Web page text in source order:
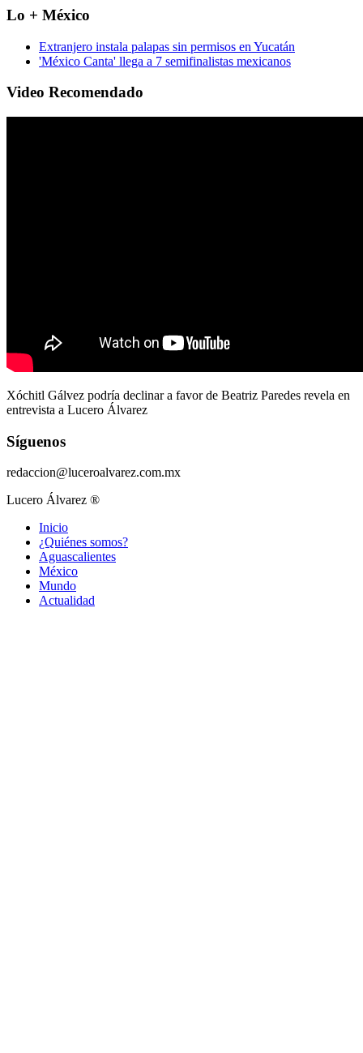
Lo + México
Extranjero instala palapas sin permisos en Yucatán
'México Canta' llega a 7 semifinalistas mexicanos
Video Recomendado
Xóchitl Gálvez podría declinar a favor de Beatriz Paredes revela en
entrevista a Lucero Álvarez
Síguenos
redaccion@luceroalvarez.com.mx
Lucero Álvarez ®
Inicio
¿Quiénes somos?
Aguascalientes
México
Mundo
Actualidad